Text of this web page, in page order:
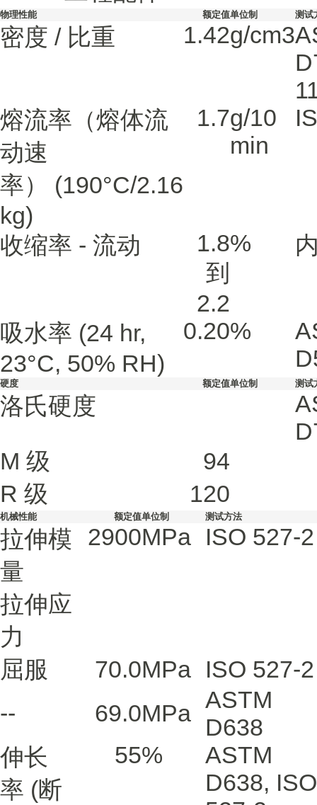
物理性能 额定值单位制 测试
密度 / 比重 1.42g/cm3
熔流率（熔体流
动速
率）
(190°C/2.16
kg)
1.7g/10
min
收缩率 - 流动
1.8
到
2.2
%
吸水率 (24 hr,
23°C, 50% RH)
0.20%
硬度 额定值单位制 测试
洛氏硬度
M 级
94
R 级
120
机械性能 额定值单位制 测试方法
拉伸模
量
2900MPa ISO 527-2
拉伸应
力
屈服
70.0MPa
ISO 527-2
--
69.0MPa ASTM
D638
伸长
率 (断
55%
ASTM
D638, ISO